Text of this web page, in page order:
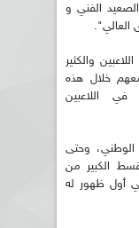
الفني و
العالي".
والكثير
خلال هذه
اللاعبين
وحتى
الكبير من
أول ظهور له